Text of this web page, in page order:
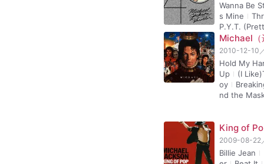
Wanna Be
s Mine
P.Y.T.
Michael（
2010-12-10
Hold My
Up
(I
oy
nd the
King of
2009-08-22
Billie Jean